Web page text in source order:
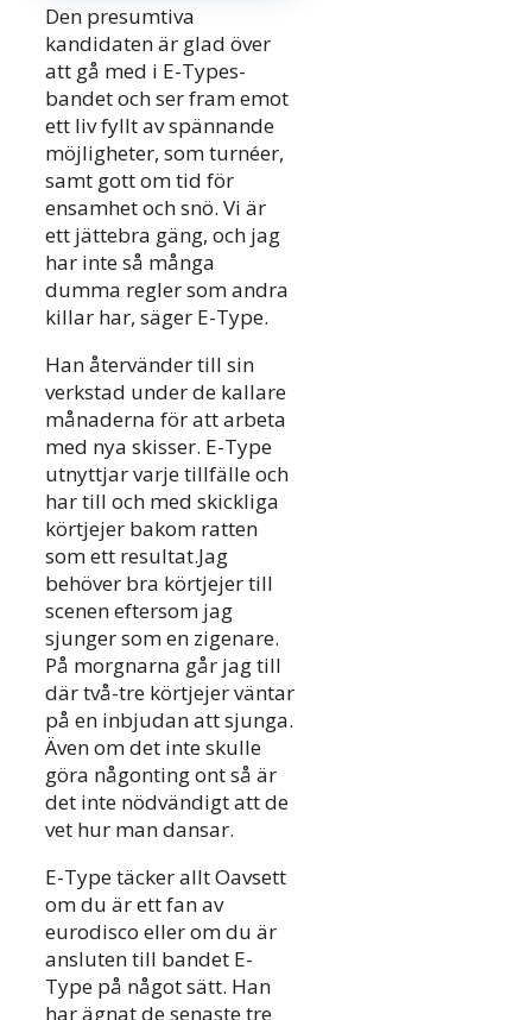
Den presumtiva
kandidaten är glad över
att gå med i E-Types-
bandet och ser fram emot
ett liv fyllt av spännande
möjligheter, som turnéer,
samt gott om tid för
ensamhet och snö. Vi är
ett jättebra gäng, och jag
har inte så många
dumma regler som andra
killar har, säger E-Type.
Han återvänder till sin
verkstad under de kallare
månaderna för att arbeta
med nya skisser. E-Type
utnyttjar varje tillfälle och
har till och med skickliga
körtjejer bakom ratten
som ett resultat.Jag
behöver bra körtjejer till
scenen eftersom jag
sjunger som en zigenare.
På morgnarna går jag till
där två-tre körtjejer väntar
på en inbjudan att sjunga.
Även om det inte skulle
göra någonting ont så är
det inte nödvändigt att de
vet hur man dansar.
E-Type täcker allt Oavsett
om du är ett fan av
eurodisco eller om du är
ansluten till bandet E-
Type på något sätt. Han
har ägnat de senaste tre